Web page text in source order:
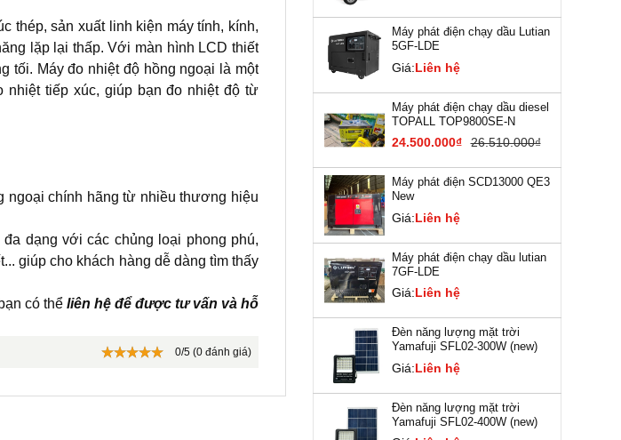
thép, sản xuất linh kiện máy tính, kính,
lặp lại thấp. Với màn hình LCD thiết
tối. Máy đo nhiệt độ hồng ngoại là một
nhiệt tiếp xúc, giúp bạn đo nhiệt độ từ
ngoại chính hãng từ nhiều thương hiệu
dạng với các chủng loại phong phú,
giúp cho khách hàng dễ dàng tìm thấy
có thể liên hệ để được tư vấn và hỗ
0/5 (0 đánh giá)
Máy phát điện chạy dầu Lutian
5GF-LDE
Giá:Liên hệ
Máy phát điện chạy dầu diesel
TOPALL TOP9800SE-N
24.500.000₫ 26.510.000₫
Máy phát điện SCD13000 QE3
New
Giá:Liên hệ
Máy phát điện chạy dầu lutian
7GF-LDE
Giá:Liên hệ
Đèn năng lượng mặt trời
Yamafuji SFL02-300W (new)
Giá:Liên hệ
Đèn năng lượng mặt trời
Yamafuji SFL02-400W (new)